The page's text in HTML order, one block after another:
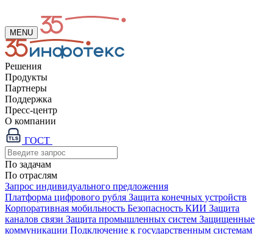
MENU
Решения
Продукты
Партнеры
Поддержка
Пресс-центр
О компании
ГОСТ
По задачам
По отраслям
Запрос индивидуального предложения
Платформа цифрового рубля Защита конечных устройств
Корпоративная мобильность Безопасность КИИ Защита
каналов связи Защита промышленных систем Защищенные
коммуникации Подключение к государственным системам